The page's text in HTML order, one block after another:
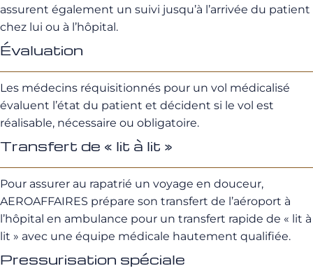
assurent également un suivi jusqu’à l’arrivée du patient
chez lui ou à l’hôpital.
Évaluation
Les médecins réquisitionnés pour un vol médicalisé
évaluent l’état du patient et décident si le vol est
réalisable, nécessaire ou obligatoire.
Transfert de « lit à lit »
Pour assurer au rapatrié un voyage en douceur,
AEROAFFAIRES prépare son transfert de l’aéroport à
l’hôpital en ambulance pour un transfert rapide de « lit à
lit » avec une équipe médicale hautement qualifiée.
Pressurisation spéciale